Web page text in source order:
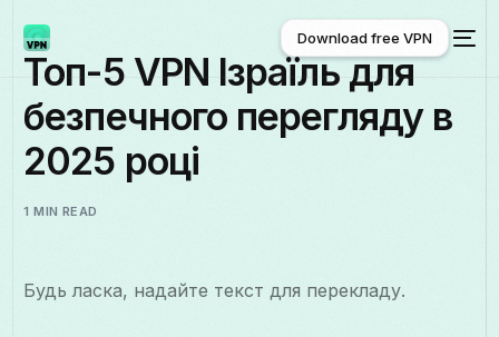
Download free VPN
Download free VPN
Топ-5 VPN Ізраїль для
безпечного перегляду в
2025 році
1 MIN READ
Будь ласка, надайте текст для перекладу.